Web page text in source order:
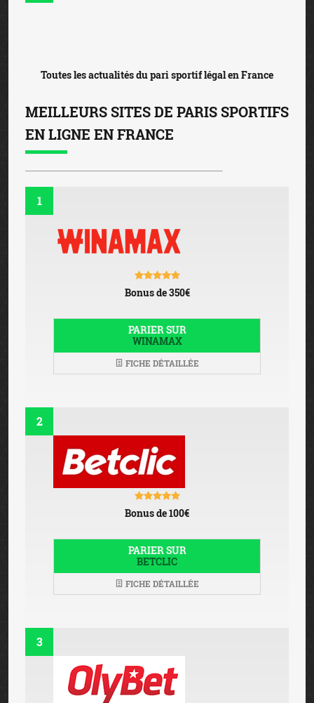
Toutes les actualités du pari sportif légal en France
MEILLEURS SITES DE PARIS SPORTIFS
EN LIGNE EN FRANCE
1
Bonus de 350€
PARIER SUR
WINAMAX
FICHE DÉTAILLÉE
2
Bonus de 100€
PARIER SUR
BETCLIC
FICHE DÉTAILLÉE
3